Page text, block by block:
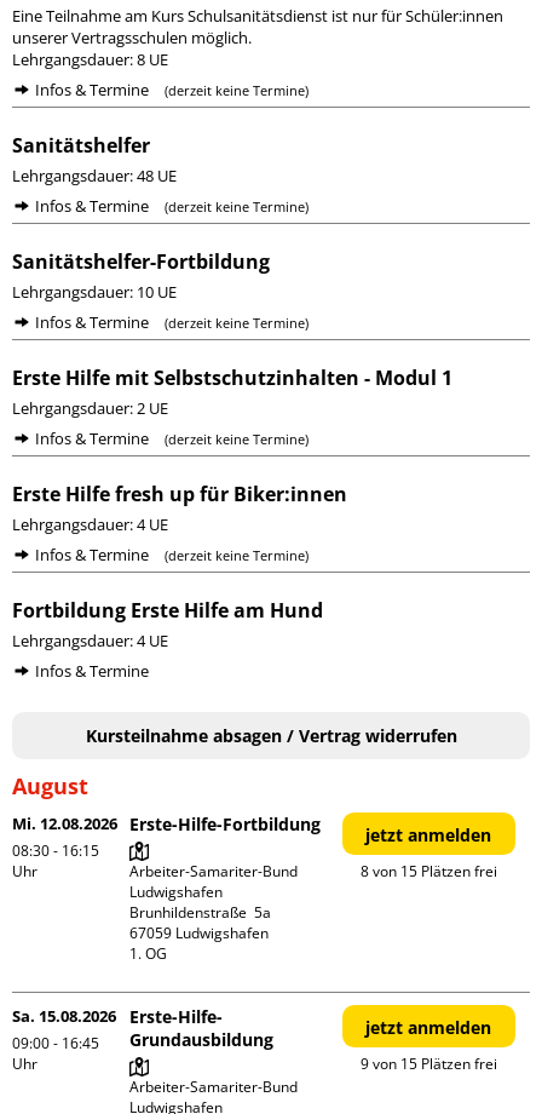
Eine Teilnahme am Kurs Schulsanitätsdienst ist nur für Schüler:innen
unserer Vertragsschulen möglich.
Lehrgangsdauer: 8 UE
Infos & Termine
(derzeit keine Termine)
Sanitätshelfer
Lehrgangsdauer: 48 UE
Infos & Termine
(derzeit keine Termine)
Sanitätshelfer-Fortbildung
Lehrgangsdauer: 10 UE
Infos & Termine
(derzeit keine Termine)
Erste Hilfe mit Selbstschutzinhalten - Modul 1
Lehrgangsdauer: 2 UE
Infos & Termine
(derzeit keine Termine)
Erste Hilfe fresh up für Biker:innen
Lehrgangsdauer: 4 UE
Infos & Termine
(derzeit keine Termine)
Fortbildung Erste Hilfe am Hund
Lehrgangsdauer: 4 UE
Infos & Termine
Kursteilnahme absagen / Vertrag widerrufen
August
Mi. 12.08.2026
08:30 - 16:15
Uhr
Erste-Hilfe-Fortbildung
Arbeiter-Samariter-Bund
Ludwigshafen
Brunhildenstraße  5a
67059 Ludwigshafen
1. OG
jetzt anmelden
8 von 15 Plätzen frei
Sa. 15.08.2026
09:00 - 16:45
Uhr
Erste-Hilfe-
Grundausbildung
Arbeiter-Samariter-Bund
Ludwigshafen
jetzt anmelden
9 von 15 Plätzen frei